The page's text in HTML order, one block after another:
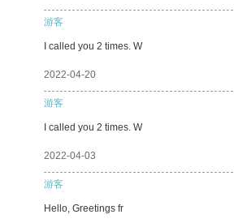
游客
I called you 2 times. W
2022-04-20
游客
I called you 2 times. W
2022-04-03
游客
Hello, Greetings fr